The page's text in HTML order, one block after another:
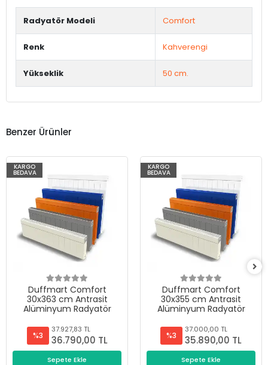
Radyatör Modeli Comfort
Renk Kahverengi
Yükseklik 50 cm.
Benzer Ürünler
KARGO
BEDAVA
Duffmart Comfort
30x363 cm Antrasit
Alüminyum Radyatör
%3
37.927,83 TL
36.790,00 TL
Sepete Ekle
KARGO
BEDAVA
Duffmart Comfort
30x355 cm Antrasit
Alüminyum Radyatör
%3
37.000,00 TL
35.890,00 TL
Sepete Ekle